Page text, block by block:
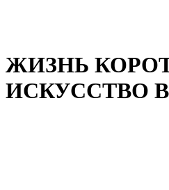
ЖИЗНЬ
ИСКУССТВО